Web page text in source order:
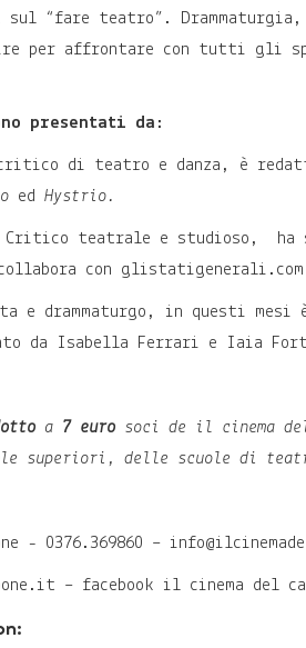
sul “fare teatro”.
per affrontare con tutti gli
presentati da:
di teatro e danza, è
ed Hystrio.
Critico teatrale e studioso, ha
con glistatigenerali.com
e drammaturgo, in questi
da Isabella Ferrari e Iaia
a 7 euro soci de il cinema
superiori, delle scuole di
- 0376.369860 –
– facebook il cinema del